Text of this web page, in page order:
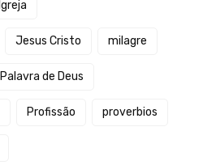
Igreja
Jesus Cristo milagre
Palavra de Deus
Profissão proverbios